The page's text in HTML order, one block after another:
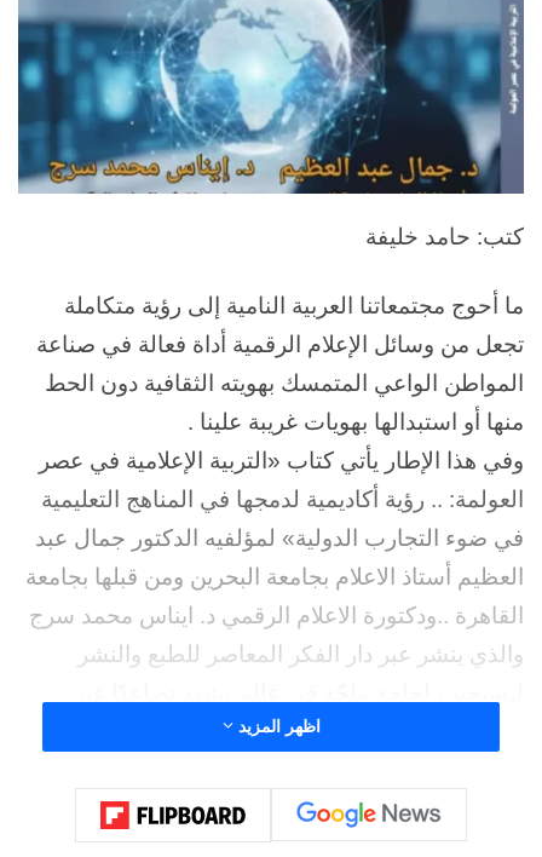
كتب: حامد خليفة
ما أحوج مجتمعاتنا العربية النامية إلى رؤية متكاملة
تجعل من وسائل الإعلام الرقمية أداة فعالة في صناعة
المواطن الواعي المتمسك بهويته الثقافية دون الحط
منها أو استبدالها بهويات غريبة علينا .
وفي هذا الإطار يأتي كتاب «التربية الإعلامية في عصر
العولمة: .. رؤية أكاديمية لدمجها في المناهج التعليمية
في ضوء التجارب الدولية» لمؤلفيه الدكتور جمال عبد
العظيم أستاذ الاعلام بجامعة البحرين ومن قبلها بجامعة
القاهرة ..ودكتورة الاعلام الرقمي د. ايناس محمد سرج
والذي ينشر عبر دار الفكر المعاصر للطبع والنشر
مسبوق في تأثير وسائل الإعلام والمنصات الرقمية على
الوسائل الرقمية اسلحة بلا رصاص لطمس الهويات
وتحقيق المصالح وتسويق السياسات والمفاهيم وإدارة
اظهر المزيد